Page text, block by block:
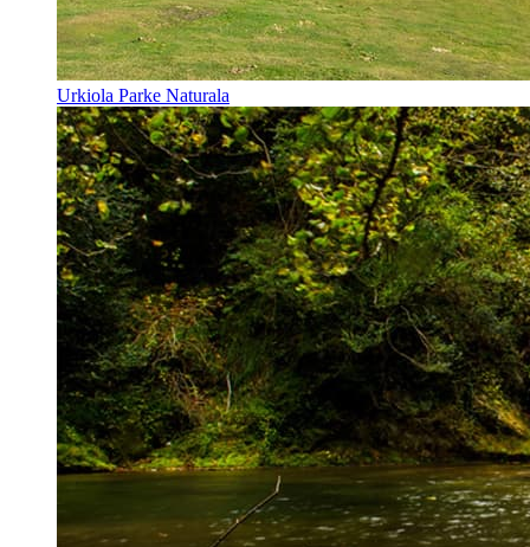
Urkiola Parke Naturala